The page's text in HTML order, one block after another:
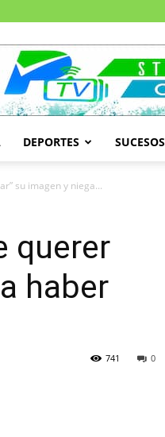
DEPORTES SUCESOS
su imagen y niega...
querer
haber
0
741